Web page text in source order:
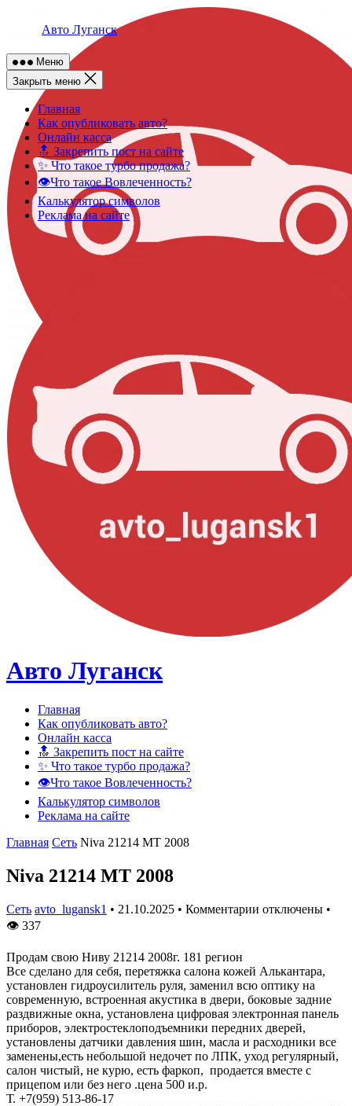
Авто Луганск
Меню
Закрыть меню
Главная
Как опубликовать авто?
Онлайн касса
🔝 Закрепить пост на сайте
✨ Что такое турбо продажа?
👁️Что такое Вовлеченность?
Калькулятор символов
Реклама на сайте
Авто Луганск
Главная
Как опубликовать авто?
Онлайн касса
🔝 Закрепить пост на сайте
✨ Что такое турбо продажа?
👁️Что такое Вовлеченность?
Калькулятор символов
Реклама на сайте
Главная Сеть Niva 21214 MT 2008
Niva 21214 MT 2008
Сеть avto_lugansk1 • 21.10.2025 • Комментарии отключены •
👁 337
Продам свою Ниву 21214 2008г. 181 регион
Все сделано для себя, перетяжка салона кожей Алькантара,
установлен гидроусилитель руля, заменил всю оптику на
современную, встроенная акустика в двери, боковые задние
раздвижные окна, установлена цифровая электронная панель
приборов, электростеклоподъемники передних дверей,
установлены датчики давления шин, масла и расходники все
заменены,есть небольшой недочет по ЛПК, уход регулярный,
салон чистый, не курю, есть фаркоп, продается вместе с
прицепом или без него .цена 500 и.р.
Т. +7(959) 513-86-17